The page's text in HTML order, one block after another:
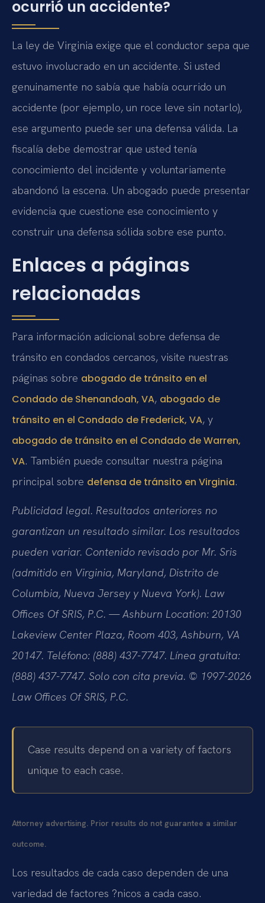
ocurrió un accidente?
La ley de Virginia exige que el conductor sepa que
estuvo involucrado en un accidente. Si usted
genuinamente no sabía que había ocurrido un
accidente (por ejemplo, un roce leve sin notarlo),
ese argumento puede ser una defensa válida. La
fiscalía debe demostrar que usted tenía
conocimiento del incidente y voluntariamente
abandonó la escena. Un abogado puede presentar
evidencia que cuestione ese conocimiento y
construir una defensa sólida sobre ese punto.
Enlaces a páginas
relacionadas
Para información adicional sobre defensa de
tránsito en condados cercanos, visite nuestras
páginas sobre abogado de tránsito en el
Condado de Shenandoah, VA, abogado de
tránsito en el Condado de Frederick, VA, y
abogado de tránsito en el Condado de Warren,
VA. También puede consultar nuestra página
principal sobre defensa de tránsito en Virginia.
Publicidad legal. Resultados anteriores no
garantizan un resultado similar. Los resultados
pueden variar. Contenido revisado por Mr. Sris
(admitido en Virginia, Maryland, Distrito de
Columbia, Nueva Jersey y Nueva York). Law
Offices Of SRIS, P.C. — Ashburn Location: 20130
Lakeview Center Plaza, Room 403, Ashburn, VA
20147. Teléfono: (888) 437-7747. Línea gratuita:
(888) 437-7747. Solo con cita previa. © 1997-2026
Law Offices Of SRIS, P.C.
Case results depend on a variety of factors
unique to each case.
Attorney advertising. Prior results do not guarantee a similar
outcome.
Los resultados de cada caso dependen de una
variedad de factores ?nicos a cada caso.